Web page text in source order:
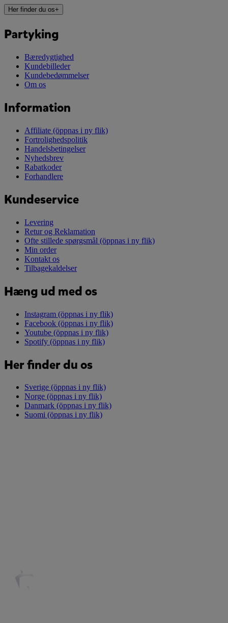
Her finder du os+
Partyking
Bæredygtighed
Kundebilleder
Kundebedømmelser
Om os
Information
Affiliate (öppnas i ny flik)
Fortrolighedspolitik
Handelsbetingelser
Nyhedsbrev
Rabatkoder
Forhandlere
Kundeservice
Levering
Retur og Reklamation
Ofte stillede spørgsmål (öppnas i ny flik)
Min order
Kontakt os
Tilbagekaldelser
Hæng ud med os
Instagram (öppnas i ny flik)
Facebook (öppnas i ny flik)
Youtube (öppnas i ny flik)
Spotify (öppnas i ny flik)
Her finder du os
Sverige (öppnas i ny flik)
Norge (öppnas i ny flik)
Danmark (öppnas i ny flik)
Suomi (öppnas i ny flik)